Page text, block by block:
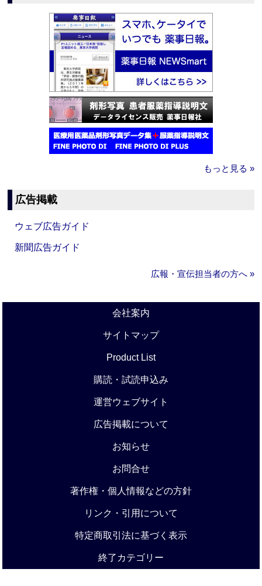
もっと見る »
広告掲載
ウェブ広告ガイド
新聞広告ガイド
広報・宣伝担当者の方へ »
会社案内
サイトマップ
Product List
購読・試読申込み
運営ウェブサイト
広告掲載について
お知らせ
お問合せ
著作権・個人情報などの方針
リンク・引用について
特定商取引法に基づく表示
終了カテゴリー